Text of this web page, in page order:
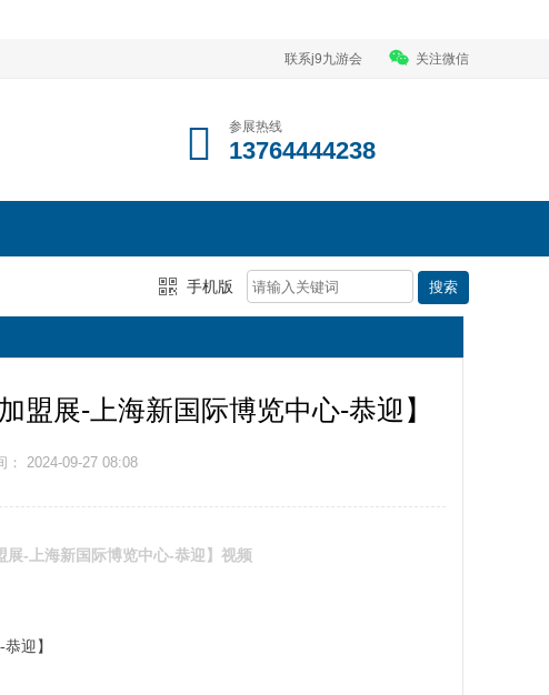
联系j9九游会 关注微信
参展热线
13764444238
手机版
盟展-上海新国际博览中心-恭迎】
： 2024-09-27 08:08
-上海新国际博览中心-恭迎】视频
迎】